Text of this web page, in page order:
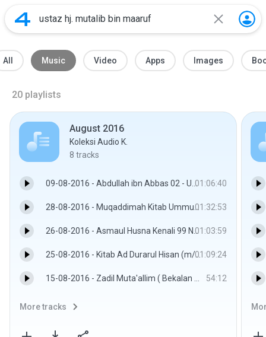
All Music Video Apps Images
20 playlists
August 2016
Koleksi Audio K.
8 tracks
09-08-2016 - Abdullah ibn Abbas 02 - Ustaz Fawwaz bin Md Jan 01:06:40
28-08-2016 - Muqaddimah Kitab Ummul Barahin - Ustaz Ahmad Rozaini bin Abdul Rahman01:32:53
26-08-2016 - Asmaul Husna Kenali 99 Nama Allah - Ustaz Azmi Ahmad 01:03:59
25-08-2016 - Kitab Ad Durarul Hisan (m/s 31) - Ustaz Dr. Jazmi Md. Isa01:09:24
15-08-2016 - Zadil Muta'allim ( Bekalan Pelajar ) - Ustaz Hj. Mutalib bin Maaruf 54:12
More tracks